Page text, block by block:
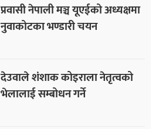
प्रवासी नेपाली मञ्च यूएईको अध्यक्षमा
नुवाकोटका भण्डारी चयन
देउवाले शंशाक कोइराला नेतृत्वको
भेलालाई सम्बोधन गर्ने